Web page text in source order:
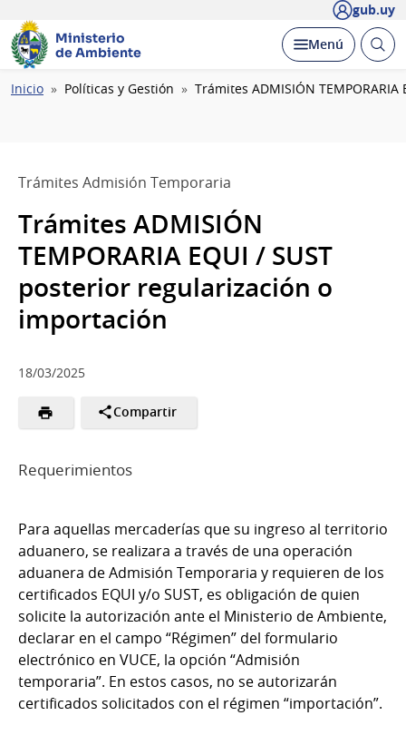
gub.uy
Ministerio
de Ambiente
Desplegar
Menú Abrir
Ruta
Inicio Políticas y Gestión Trámites ADMISIÓN
Trámites Admisión Temporaria
Trámites ADMISIÓN
TEMPORARIA EQUI / SUST
posterior regularización o
importación
18/03/2025
Compartir
Requerimientos
Para aquellas mercaderías que su ingreso al territorio
aduanero, se realizara a través de una operación
aduanera de Admisión Temporaria y requieren de los
certificados EQUI y/o SUST, es obligación de quien
solicite la autorización ante el Ministerio de Ambiente,
declarar en el campo “Régimen” del formulario
electrónico en VUCE, la opción “Admisión
temporaria”. En estos casos, no se autorizarán
certificados solicitados con el régimen “importación”.